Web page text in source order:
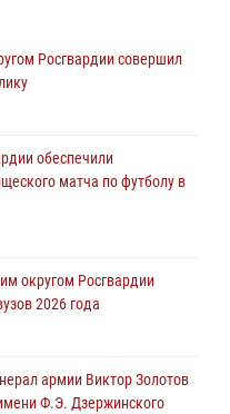
области
пистолетом
ликвидирована
мужчин, устроивших
Росгвардии совершил
обеспечили
матча по футболу в
округом Росгвардии
2026 года
армии Виктор Золотов
Ф.Э. Дзержинского